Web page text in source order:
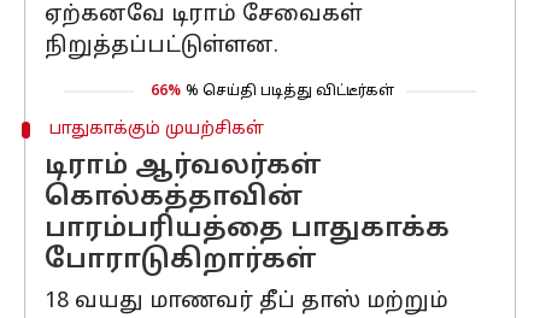
ஏற்கனவே டிராம் சேவைகள்
நிறுத்தப்பட்டுள்ளன.
66% % செய்தி படித்து விட்டீர்கள்
பாதுகாக்கும் முயற்சிகள்
டிராம் ஆர்வலர்கள்
கொல்கத்தாவின்
பாரம்பரியத்தை பாதுகாக்க
போராடுகிறார்கள்
18 வயது மாணவர் தீப் தாஸ் மற்றும்